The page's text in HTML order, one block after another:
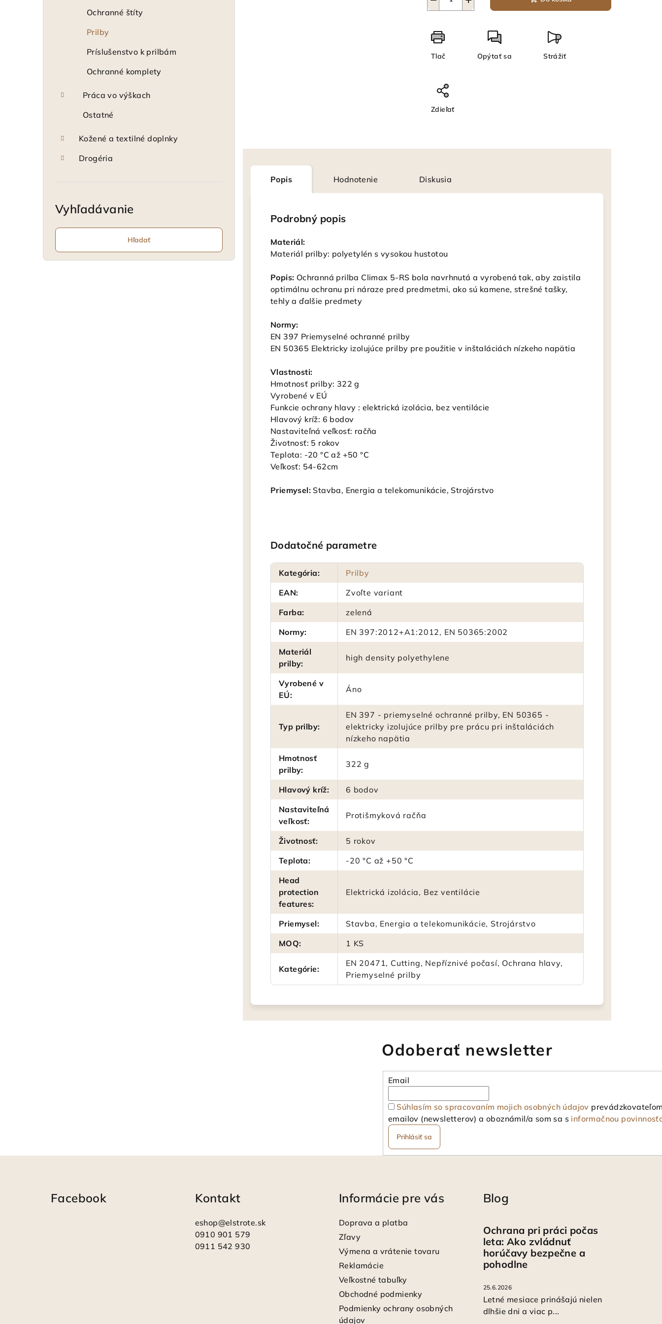
Ochranné štíty
Prilby
Príslušenstvo k prilbám
Ochranné komplety
Práca vo výškach
Ostatné
Kožené a textilné doplnky
Drogéria
Vyhľadávanie
Hľadať
Tlač Opýtať sa Strážiť
Zdieľať
Popis Hodnotenie Diskusia
Podrobný popis
Materiál:
Materiál prilby: polyetylén s vysokou hustotou
Popis: Ochranná prilba Climax 5-RS bola navrhnutá a vyrobená tak, aby zaistila
optimálnu ochranu pri náraze pred predmetmi, ako sú kamene, strešné tašky,
tehly a ďalšie predmety
Normy:
EN 397 Priemyselné ochranné prilby
EN 50365 Elektricky izolujúce prilby pre použitie v inštaláciách nízkeho napätia
Vlastnosti:
Hmotnosť prilby: 322 g
Vyrobené v EÚ
Funkcie ochrany hlavy : elektrická izolácia, bez ventilácie
Hlavový kríž: 6 bodov
Nastaviteľná veľkosť: račňa
Životnosť: 5 rokov
Teplota: -20 °C až +50 °C
Veľkosť: 54-62cm
Priemysel: Stavba, Energia a telekomunikácie, Strojárstvo
Dodatočné parametre
Kategória:
Prilby
EAN:
Zvoľte variant
Farba:
zelená
Normy:
EN 397:2012+A1:2012, EN 50365:2002
Materiál
prilby:
high density polyethylene
Vyrobené v
EÚ:
Áno
Typ prilby:
EN 397 - priemyselné ochranné prilby, EN 50365 -
elektricky izolujúce prilby pre prácu pri inštaláciách
nízkeho napätia
Hmotnosť
prilby:
322 g
Hlavový kríž:
6 bodov
Nastaviteľná
veľkosť:
Protišmyková račňa
Životnosť:
5 rokov
Teplota:
-20 °C až +50 °C
Head
protection
features:
Elektrická izolácia, Bez ventilácie
Priemysel:
Stavba, Energia a telekomunikácie, Strojárstvo
MOQ: 1 KS
Kategórie:
EN 20471, Cutting, Nepříznivé počasí, Ochrana hlavy,
Priemyselné prilby
Odoberať newsletter
Email
Súhlasím so spracovaním mojich osobných údajov
emailov (newsletterov) a oboznámil/a som sa s informačnou
Prihlásiť sa
Facebook Kontakt
eshop@elstrote.sk
0910 901 579
0911 542 930
Informácie pre vás
Doprava a platba
Zľavy
Výmena a vrátenie tovaru
Reklamácie
Veľkostné tabuľky
Obchodné podmienky
Podmienky ochrany osobných
údajov
Blog
Ochrana pri práci počas
leta: Ako zvládnuť
horúčavy bezpečne a
pohodlne
25.6.2026
Letné mesiace prinášajú nielen
dlhšie dni a viac p...